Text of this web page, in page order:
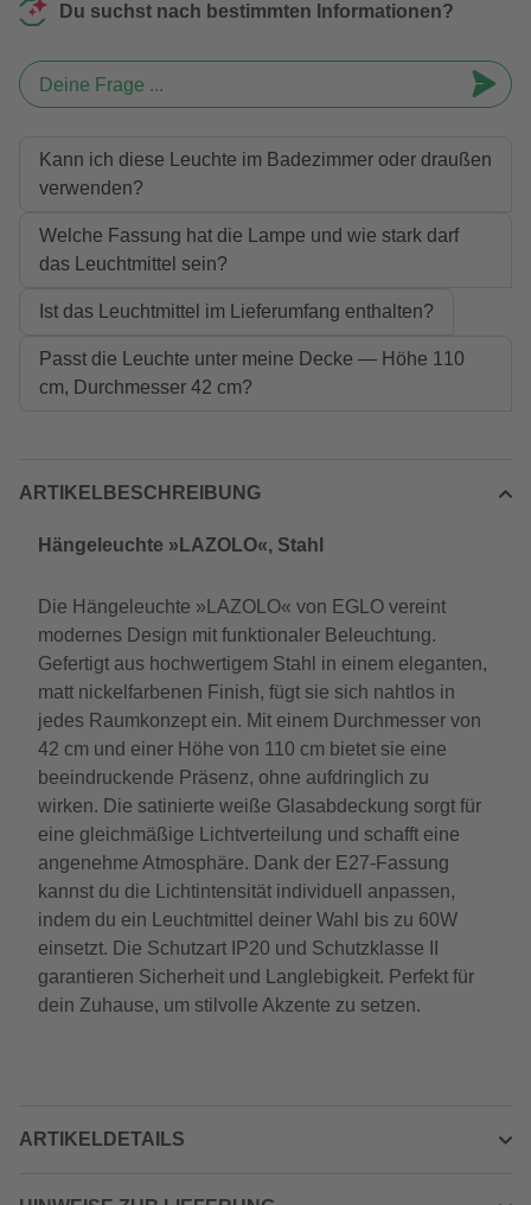
Du suchst nach bestimmten Informationen?
Deine Frage ...
Kann ich diese Leuchte im Badezimmer oder draußen
verwenden?
Welche Fassung hat die Lampe und wie stark darf
das Leuchtmittel sein?
Ist das Leuchtmittel im Lieferumfang enthalten?
Passt die Leuchte unter meine Decke — Höhe 110
cm, Durchmesser 42 cm?
ARTIKELBESCHREIBUNG
Hängeleuchte »LAZOLO«, Stahl
Die Hängeleuchte »LAZOLO« von EGLO vereint
modernes Design mit funktionaler Beleuchtung.
Gefertigt aus hochwertigem Stahl in einem eleganten,
matt nickelfarbenen Finish, fügt sie sich nahtlos in
jedes Raumkonzept ein. Mit einem Durchmesser von
42 cm und einer Höhe von 110 cm bietet sie eine
beeindruckende Präsenz, ohne aufdringlich zu
wirken. Die satinierte weiße Glasabdeckung sorgt für
eine gleichmäßige Lichtverteilung und schafft eine
angenehme Atmosphäre. Dank der E27-Fassung
kannst du die Lichtintensität individuell anpassen,
indem du ein Leuchtmittel deiner Wahl bis zu 60W
einsetzt. Die Schutzart IP20 und Schutzklasse II
garantieren Sicherheit und Langlebigkeit. Perfekt für
dein Zuhause, um stilvolle Akzente zu setzen.
ARTIKELDETAILS